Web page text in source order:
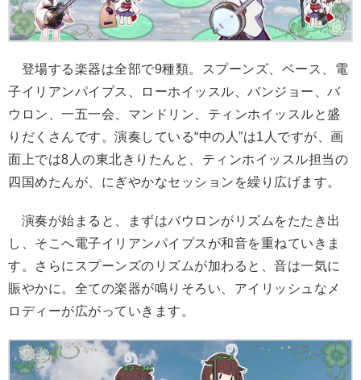
登場する楽器は全部で9種類。スプーンズ、ベース、電
子イリアンパイプス、ローホイッスル、バンジョー、バ
ウロン、一五一会、マンドリン、ティンホイッスルと盛
りだくさんです。演奏している“中の人”は1人ですが、画
面上では8人の東北きりたんと、ティンホイッスル担当の
四国めたんが、にぎやかなセッションを繰り広げます。
演奏が始まると、まずはバウロンがリズムをたたき出
し、そこへ電子イリアンパイプスが和音を重ねていきま
す。さらにスプーンズのリズムが加わると、音は一気に
賑やかに。全ての楽器が鳴りそろい、アイリッシュなメ
ロディーが広がっていきます。